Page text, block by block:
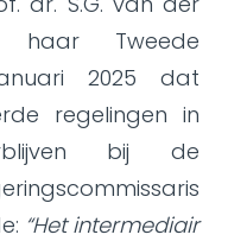
Tweede
2025 dat
regelingen in
bij de
“Het intermediair